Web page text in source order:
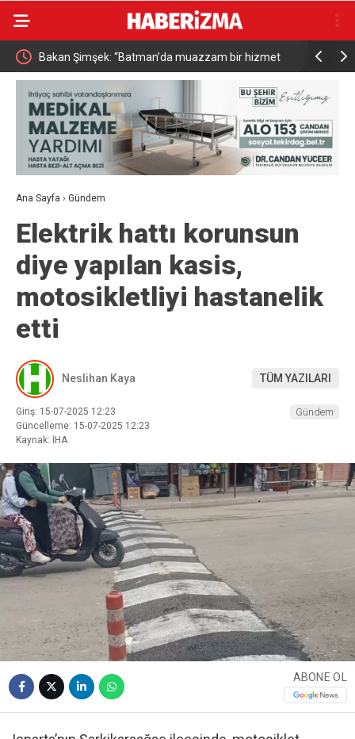
Bakan Şimşek: “Batman’da muazzam bir hizmet
fırtınası var”
Resul
Ana Sayfa › Gündem
Elektrik hattı korunsun
diye yapılan kasis,
motosikletliyi hastanelik
etti
Neslihan Kaya TÜM YAZILARI
Giriş: 15-07-2025 12:23
Güncelleme: 15-07-2025 12:23
Kaynak: İHA
Gündem
ABONE OL